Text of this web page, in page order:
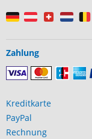
Zahlung
Kreditkarte
PayPal
Rechnung